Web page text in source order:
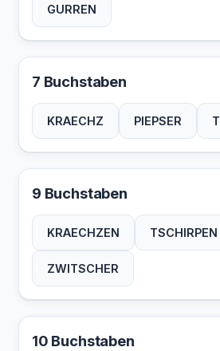
GURREN
7 Buchstaben
KRAECHZ PIEPSER
9 Buchstaben
KRAECHZEN TSCHIRPEN
ZWITSCHER
10 Buchstaben